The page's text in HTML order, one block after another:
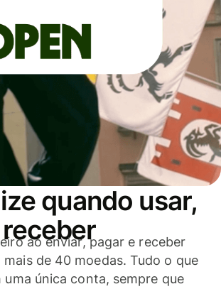
quando usar,
ao enviar, pagar e receber
de 40 moedas. Tudo o que
uma única conta, sempre que